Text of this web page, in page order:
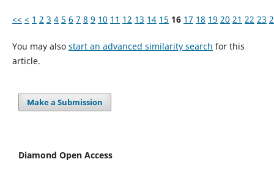
<< < 1 2 3 4 5 6 7 8 9 10 11 12 13 14 15 16 17 18 19 20 21 22 23
You may also start an advanced similarity search for this
article.
Make a Submission
Diamond Open Access